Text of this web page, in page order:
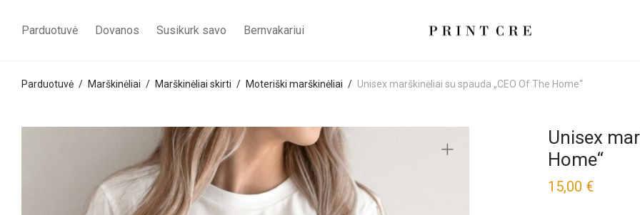
Parduotuvė Dovanos Susikurk savo Bernvakariui
Parduotuvė / Marškinėliai / Marškinėliai skirti / Moteriški marškinėliai / Unisex marškinėliai su spauda „CEO Of The Home“
Unisex
Home“
15,00 €